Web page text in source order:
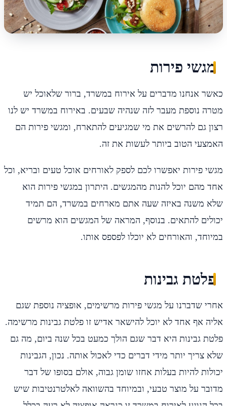
מגשי פירות
כאשר אנחנו מדברים על אירוח במשרד, ברור שלאוכל יש
מטרה נוספת מעבר לזה שנהיה שבעים. באירוח במשרד יש לנו
רצון גם להרשים את מי שמגיעים להתארח, ומגשי פירות הם
האמצעי הטוב ביותר לעשות את זה.
מגשי פירות יאפשרו לכם לספק לאורחים אוכל טעים ובריא, וכל
אחד מהם יוכל להנות מהמגשים. היתרון במגשי פירות הוא
שלא משנה באיזה שעה אתם מארחים במשרד, הם תמיד
יכולים להתאים. בנוסף, המראה של המגשים הוא מרשים
במיוחד, והאורחים לא יוכלו לפספס אותו.
פלטת גבינות
אחרי שדברנו על מגשי פירות מרשימים, אופציה נוספת שגם
אליה אף אחד לא יוכל להישאר אדיש זו פלטת גבינות מרשימה.
פלטת גבינות היא דבר שגם הולך כמעט בכל שנה ביום, מה גם
שלא צריך יותר מידי דברים כדי לאכול אותה. נכון, הגבינות
יכולות להיות בעלות אחזו שומן גבוה, אולם בסופו של דבר
מדובר על מוצר טבעי, ובמיוחד בהשוואה לאלטרנטיבות שיש